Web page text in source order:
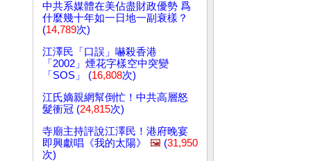
中共系媒體在美佔盡財政優勢 爲
什麼幾十年如一日地一副衰樣？
(14,789次)
江澤民「口誤」嚇殺香港
「2002」煙花字樣空中突變
「SOS」 (16,808次)
江氏嫡親網幫倒忙！中共高層怒
髮衝冠 (24,815次)
寺廟主持評說江澤民！港府晚宴
即興獻唱《我的太陽》
🖼️ (31,950
次)